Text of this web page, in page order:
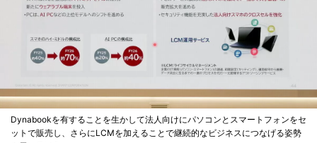
Dynabookを有することを生かして法人向けにパソコンとスマートフォンをセ
ットで販売し、さらにLCMを加えることで継続的なビジネスにつなげる姿勢